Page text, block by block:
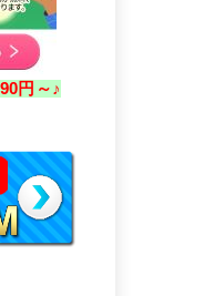
円～♪